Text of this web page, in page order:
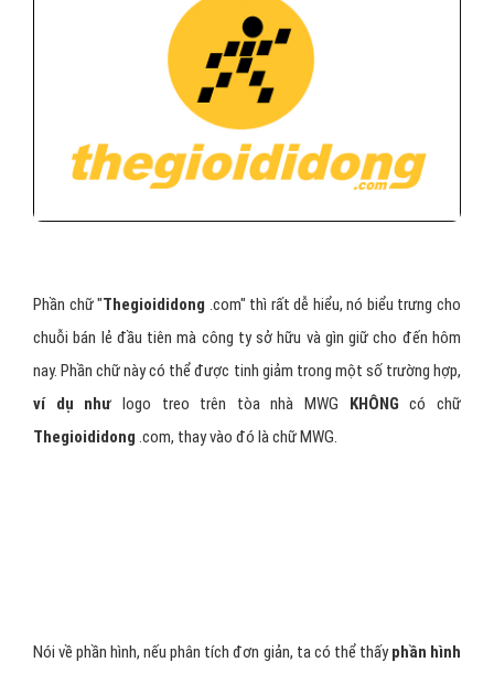
Phần chữ "Thegioididong .com" thì rất dễ hiểu, nó biểu trưng cho
chuỗi bán lẻ đầu tiên mà công ty sở hữu và gìn giữ cho đến hôm
nay. Phần chữ này có thể được tinh giảm trong một số trường hợp,
ví dụ như logo treo trên tòa nhà MWG KHÔNG có chữ
Thegioididong .com, thay vào đó là chữ MWG.